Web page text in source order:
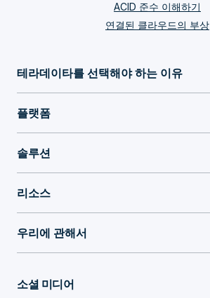
ACID 준수 이해하기
연결된 클라우드의 부상
테라데이타를 선택해야 하는 이유
플랫폼
솔루션
리소스
우리에 관해서
소셜 미디어